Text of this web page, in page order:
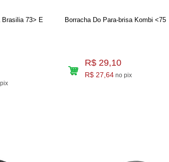
Brasilia 73> E
no pix
Borracha Do Para-brisa Kombi <75
R$ 29,10
R$ 27,64 no pix